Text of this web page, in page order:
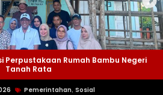
Perpustakaan Rumah Bambu Negeri
Tanah Rata
Pemerintahan, Sosial